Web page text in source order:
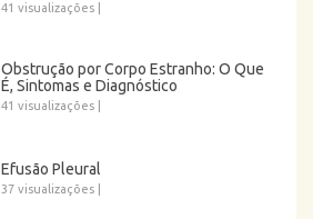
41 visualizações
Obstrução por Corpo Estranho: O Que
É, Sintomas e Diagnóstico
41 visualizações
Efusão Pleural
37 visualizações